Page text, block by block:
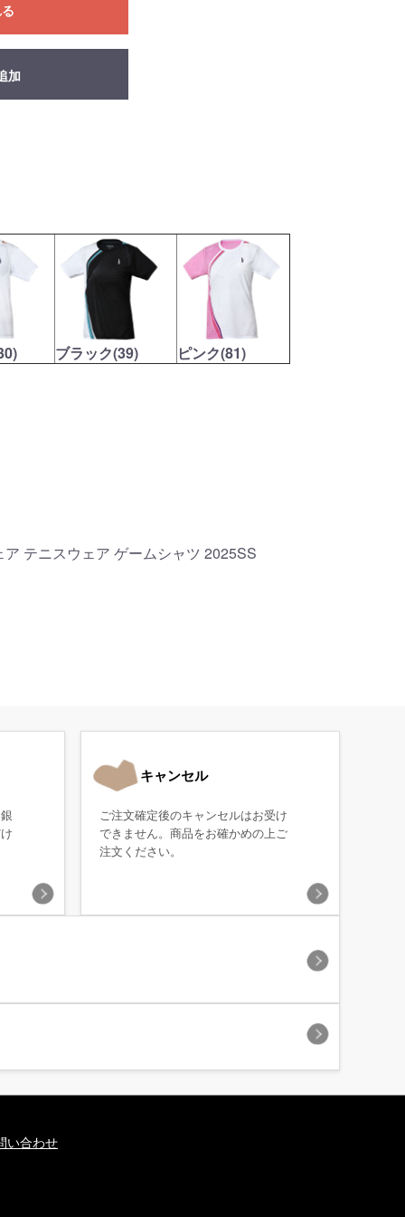
加
ブラック(39) ピンク(81)
テニスウェア ゲームシャツ 2025SS
キャンセル
ご注文確定後のキャンセルはお受け
できません。商品をお確かめの上ご
注文ください。
い合わせ